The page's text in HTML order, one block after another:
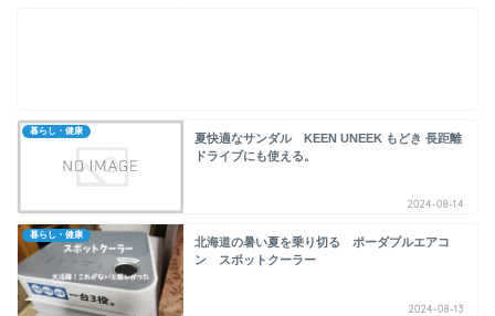
暮らし・健康
夏快適なサンダル KEEN UNEEK もどき 長距離
ドライブにも使える。
2024-08-14
暮らし・健康
北海道の暑い夏を乗り切る ポーダプルエアコ
ン スポットクーラー
2024-08-13